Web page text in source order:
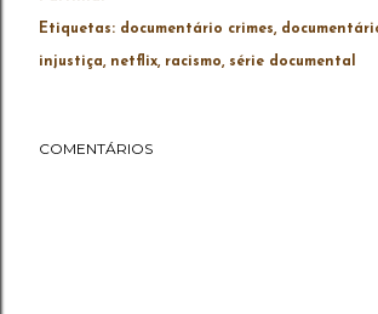
Etiquetas: documentário crimes
injustiça netflix racismo série documental
COMENTÁRIOS